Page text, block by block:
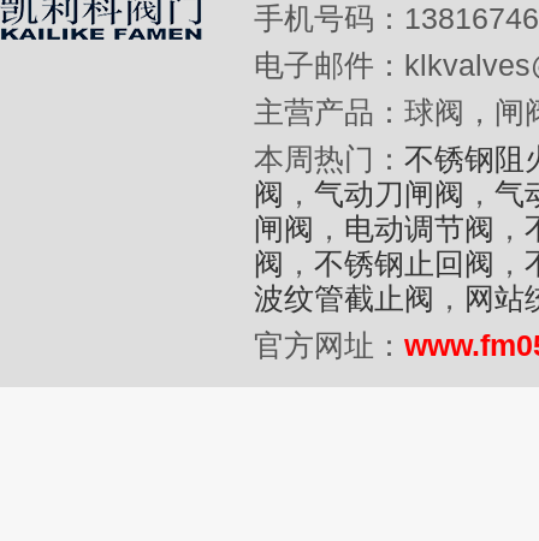
手机号码：
电子邮件：
主营产品：球阀，闸
本周热门： 不锈钢阻
阀 ， 气动刀闸阀 ， 气
闸阀 ， 电动调节阀 ，
阀 ， 不锈钢止回阀 ，
波纹管截止阀 ， 网站
官方网址：